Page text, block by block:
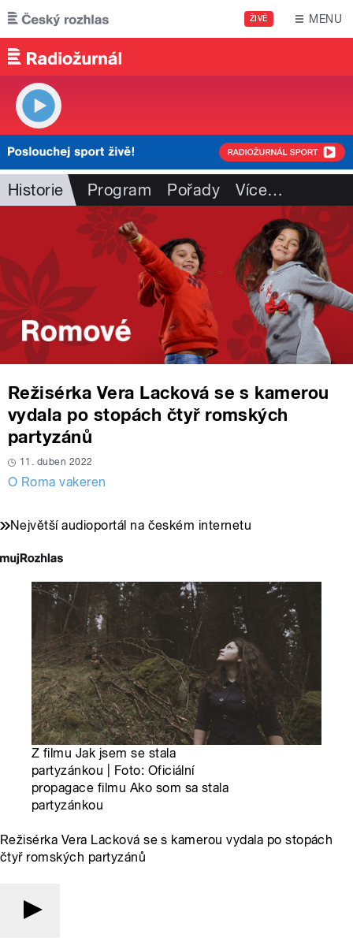
Přejít k hlavnímu obsahu
ŽIVĚ MENU
Historie Program Pořady Více…
Režisérka Vera Lacková se s kamerou
vydala po stopách čtyř romských
partyzánů
11. duben 2022
O Roma vakeren
Největší audioportál na českém internetu
Z filmu Jak jsem se stala
partyzánkou | Foto: Oficiální
propagace filmu Ako som sa stala
partyzánkou
Režisérka Vera Lacková se s kamerou vydala po stopách
čtyř romských partyzánů